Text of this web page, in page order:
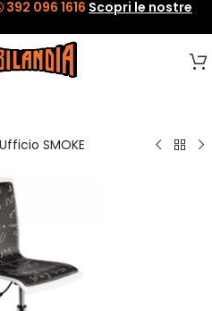
392 096 1616 Scopri le nostre
SMOKE